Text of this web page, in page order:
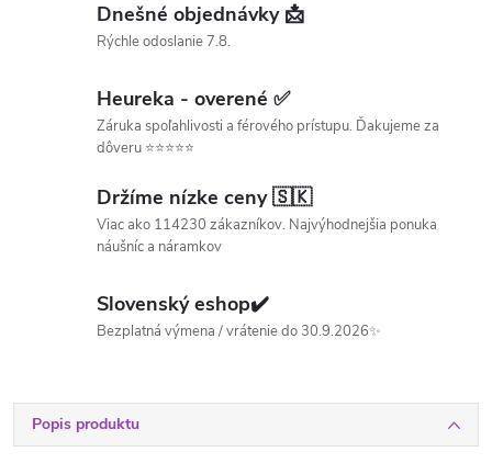
Dnešné objednávky 📩
Rýchle odoslanie 7.8.
Heureka - overené ✅
Záruka spoľahlivosti a férového prístupu. Ďakujeme za
dôveru ⭐⭐⭐⭐⭐
Držíme nízke ceny 🇸🇰
Viac ako 114230 zákazníkov. Najvýhodnejšia ponuka
náušníc a náramkov
Slovenský eshop✔️
Bezplatná výmena / vrátenie do 30.9.2026✨
Popis produktu